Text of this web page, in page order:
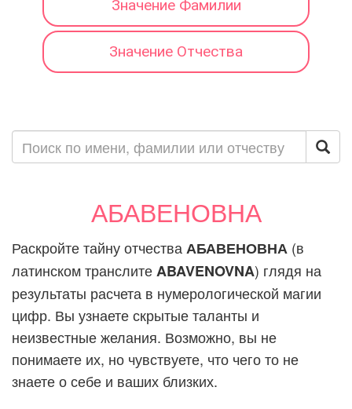
Значение Фамилии
Значение Отчества
АБАВЕНОВНА
Раскройте тайну отчества АБАВЕНОВНА (в
латинском транслитеABAVENOVNA) глядя на
результаты расчета в нумерологической магии
цифр. Вы узнаете скрытые таланты и
неизвестные желания. Возможно, вы не
понимаете их, но чувствуете, что чего то не
знаете о себе и ваших близких.